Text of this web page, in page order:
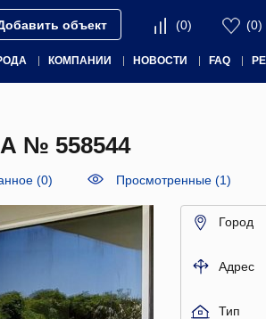
объект (0) (0)
КОМПАНИИ НОВОСТИ FAQ
№ 558544
(0) Просмотренные (1)
Город
Адрес
Тип